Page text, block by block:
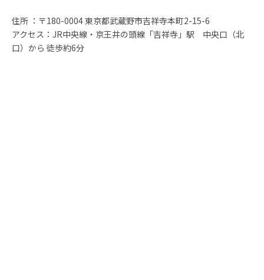
住所 ：〒180-0004 東京都武蔵野市吉祥寺本町2-15-6
アクセス：JR中央線・京王井の頭線「吉祥寺」駅 中央口（北
口）から 徒歩約6分